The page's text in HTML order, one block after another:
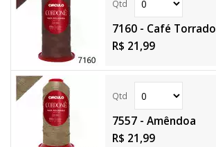
7160 - Café Torrado
R$ 21,99
7557 - Amêndoa
R$ 21,99